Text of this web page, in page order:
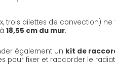
trois ailettes de convection) ne
18,55 cm du mur.
également un kit de
pour fixer et raccorder le